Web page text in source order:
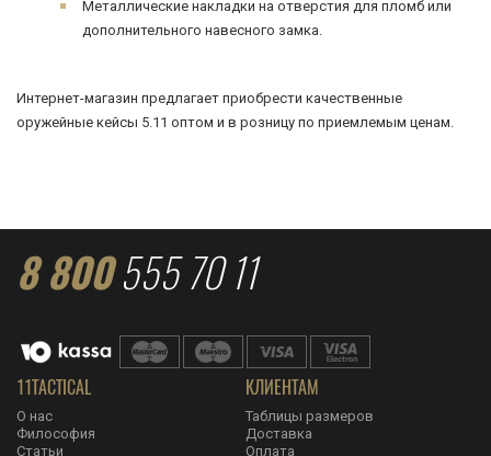
Металлические накладки на отверстия для пломб или
дополнительного навесного замка.
Интернет-магазин предлагает приобрести качественные
оружейные кейсы 5.11 оптом и в розницу по приемлемым ценам.
8 800555 70 11
11TACTICAL
О нас
Философия
Статьи
КЛИЕНТАМ
Таблицы размеров
Доставка
Оплата